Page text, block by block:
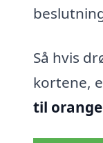
Så hvis
kortene,
til